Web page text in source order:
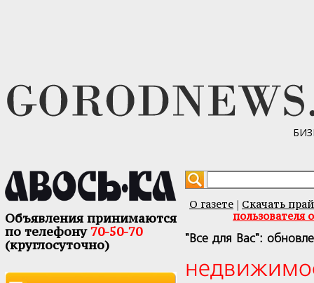
Объявления принимаются
по телефону70-50-70
(круглосуточно)
О газете
Скачать
пользователя
"Все для Вас":